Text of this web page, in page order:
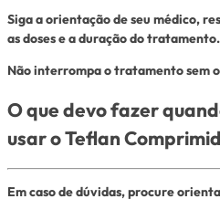
Siga a orientação de seu médico,
as doses e a duração do tratamento.
Não interrompa o tratamento sem
O que devo fazer
usar o Teflan
Em caso de dúvidas, procure